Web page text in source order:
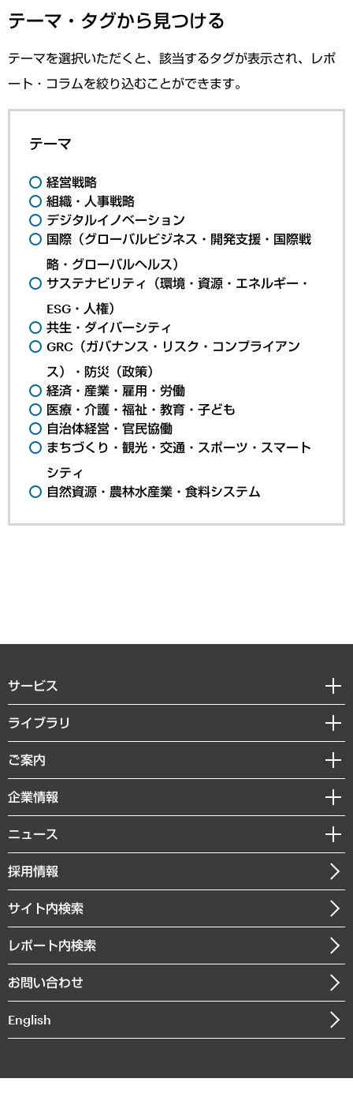
テーマ・タグから見つける
テーマを選択いただくと、該当するタグが表示され、レポ
ート・コラムを絞り込むことができます。
テーマ
経営戦略
組織・人事戦略
デジタルイノベーション
国際（グローバルビジネス・開発支援・国際戦
略・グローバルヘルス）
サステナビリティ（環境・資源・エネルギー・
ESG・人権）
共生・ダイバーシティ
GRC（ガバナンス・リスク・コンプライアン
ス）・防災（政策）
経済・産業・雇用・労働
医療・介護・福祉・教育・子ども
自治体経営・官民協働
まちづくり・観光・交通・スポーツ・スマート
シティ
自然資源・農林水産業・食料システム
サービス
経営戦略
組織・人事戦略
デジタルイノベーション
共生・ダイバーシティ
GRC（ガバナンス・リスク・コンプライアンス）・防災（政策）
経済・産業・雇用・労働
まちづくり・観光・交通・スポーツ・スマートシティ
自然資源・農林水産業・食料システム
ライブラリ
経済調査
レポート
コラム
経営用語集
受託・受注実績（官公庁関連）
メディア掲載・出演
ご案内
セミナー・イベント情報
MUFGビジネスセミナー
受託案件情報
企業情報
私たちの想い
社長メッセージ
会社概要
沿革
組織図・本部部室紹介
インドネシア現地法人
個人情報保護方針
ニュース
ニュースリリース
お知らせ
採用情報
サイト内検索
レポート内検索
お問い合わせ
English